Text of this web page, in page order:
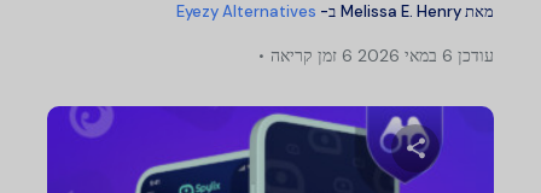
מאתMelissa E. Henry ב- Eyezy Alternatives
עודכן 6 זמן קריאה